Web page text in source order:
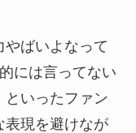
やばいよなって
には言ってない
といったファン
表現を避けなが